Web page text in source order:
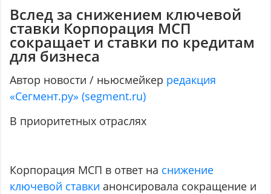
Вслед за снижением ключевой
ставки Корпорация МСП
сокращает и ставки по кредитам
для бизнеса
Автор новости / ньюсмейкер редакция
«Сегмент.ру» (segment.ru)
В приоритетных отраслях
Корпорация МСП в ответ на снижение
ключевой ставки анонсировала сокращение и